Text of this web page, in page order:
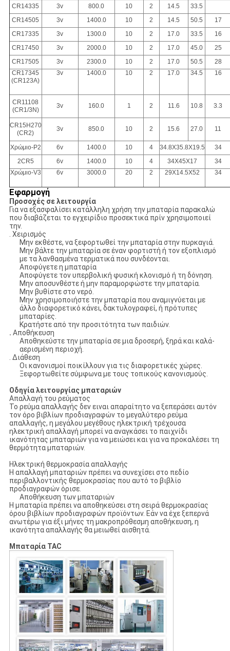
CR14335
3v 800.0 10 2 14.5
33.5
CR14505
3v 1400.0 10 2 14.5 50.5
17
CR17335
3v 1300.0 10 2 17.0 33.5
16
CR17450
3v 2000.0 10 2 17.0 45.0
25
CR17505
3v 2300.0 10 2 17.0 50.5
28
CR17345
(CR123A)
3v 1400.0 10 2 17.0 34.5 16
CR11108
(CR1/3N)
3v 160.0 1 2 11.6 10.8 3.3
CR15H270
(CR2)
3v 850.0 10 2 15.6 27.0 11
Χρώμιο-P2 6v 1400.0 10 4 34.8X35.8X19.5
34
2CR5
6v 1400.0 10 4 34X45X17
34
Χρώμιο-V3
6v 3000.0 20 2 29X14.5X52 34
Εφαρμογή
Προσοχές σε λειτουργία
Για να εξασφαλίσει κατάλληλη χρήση την μπαταρία παρακαλώ
που διαβάζεται το εγχειρίδιο προσεκτικά πρίν χρησιμοποιεί
την.
. Χειρισμός
Μην εκθέστε, να ξεφορτωθεί την μπαταρία στην πυρκαγιά.
Μην βάλτε την μπαταρία σε έναν φορτιστή ή τον εξοπλισμό
με τα λανθασμένα τερματικά που συνδέονται.
Αποφύγετε η μπαταρία
Αποφύγετε τον υπερβολική φυσική κλονισμό ή τη δόνηση.
Μην αποσυνθέστε ή μην παραμορφώστε την μπαταρία.
Μην βυθίστε στο νερό.
Μην χρησιμοποιήστε την μπαταρία που αναμιγνύεται με
άλλο διαφορετικό κάνει, δακτυλογραφεί, ή πρότυπες
μπαταρίες.
Κρατήστε από την προσιτότητα των παιδιών.
. Αποθήκευση
Αποθηκεύστε την μπαταρία σε μια δροσερή, ξηρά και καλά-
αερισμένη περιοχή.
. Διάθεση
Οι κανονισμοί ποικίλλουν για τις διαφορετικές χώρες.
Ξεφορτωθείτε σύμφωνα με τους τοπικούς κανονισμούς.
Οδηγία λειτουργίας μπαταριών
Απαλλαγή του ρεύματος
Το ρεύμα απαλλαγής δεν ειναι απαραίτητο να ξεπεράσει αυτόν
τον όρο βιβλίων προδιαγραφών το μεγαλύτερο ρεύμα
απαλλαγής, η μεγάλου μεγέθους ηλεκτρική τρέχουσα
ηλεκτρική απαλλαγή μπορεί να αναγκάσει το παιχνίδι
ικανότητας μπαταριών για να μειώσει και για να προκαλέσει τη
θερμότητα μπαταριών.
Ηλεκτρική θερμοκρασία απαλλαγής
Η απαλλαγή μπαταριών πρέπει να συνεχίσει στο πεδίο
περιβαλλοντικής θερμοκρασίας που αυτό το βιβλίο
προδιαγραφών όρισε.
Αποθήκευση των μπαταριών
Η μπαταρία πρέπει να αποθηκεύσει στη σειρά θερμοκρασίας
όρου βιβλίων προδιαγραφών προϊόντων. Εάν να έχε ξεπερνά
ανωτέρω για έξι μήνες τη μακροπρόθεσμη αποθήκευση, η
ικανότητα απαλλαγής θα μειωθεί αισθητά.
Μπαταρία TAC